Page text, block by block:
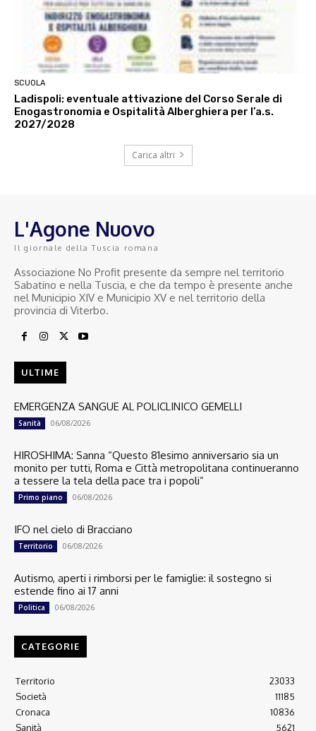
SCUOLA
Ladispoli: eventuale attivazione del Corso Serale di
Enogastronomia e Ospitalità Alberghiera per l’a.s.
2027/2028
Carica altri
L'Agone Nuovo
Il giornale della Tuscia romana
Associazione No Profit presente da sempre nel territorio
Sabatino e nella Tuscia, e che da tempo è presente anche
nel Municipio XIV e Municipio XV e nel territorio della
provincia di Viterbo.
ULTIME
EMERGENZA SANGUE AL POLICLINICO GEMELLI
Sanità 06/08/2026
HIROSHIMA: Sanna “Questo 81esimo anniversario sia un
monito per tutti, Roma e Città metropolitana continueranno
a tessere la tela della pace tra i popoli”
Primo piano 06/08/2026
IFO nel cielo di Bracciano
Territorio 06/08/2026
Autismo, aperti i rimborsi per le famiglie: il sostegno si
estende fino ai 17 anni
Politica 06/08/2026
CATEGORIE
Territorio
23033
Società
11185
Cronaca
10836
Sanità
5621